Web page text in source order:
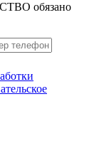
обязано